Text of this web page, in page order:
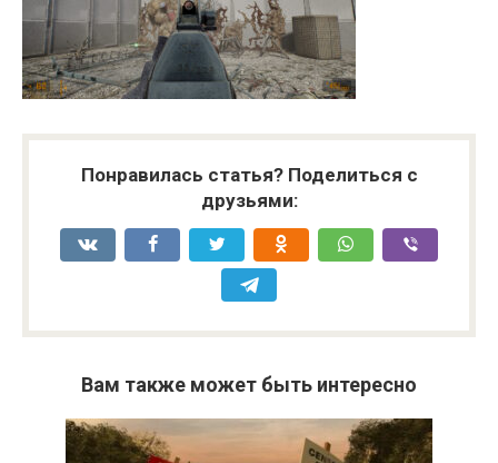
Понравилась статья? Поделиться с
друзьями:
Вам также может быть интересно